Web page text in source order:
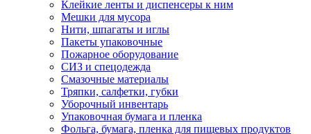
Клейкие ленты и диспенсеры к ним
Мешки для мусора
Нити, шпагаты и иглы
Пакеты упаковочные
Пожарное оборудование
СИЗ и спецодежда
Смазочные материалы
Тряпки, салфетки, губки
Уборочный инвентарь
Упаковочная бумага и пленка
Фольга, бумага, пленка для пищевых продуктов